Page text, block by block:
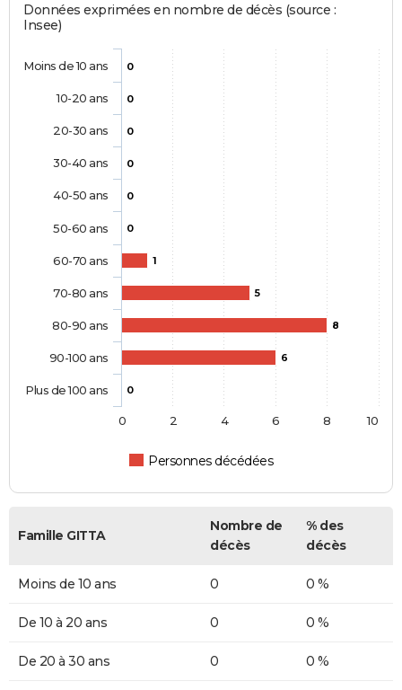
Données exprimées en nombre de décès (source :
Insee)
0
0
0
0
0
0
1
5
8
6
0
Personnes décédées
Moins de 10 ans
10-20 ans
20-30 ans
30-40 ans
40-50 ans
50-60 ans
60-70 ans
70-80 ans
80-90 ans
90-100 ans
Plus de 100 ans
0 2 4 6 8 10
Famille GITTA
Nombre de
décès
% des
décès
Moins de 10 ans 0 0 %
De 10 à 20 ans 0 0 %
De 20 à 30 ans 0 0 %